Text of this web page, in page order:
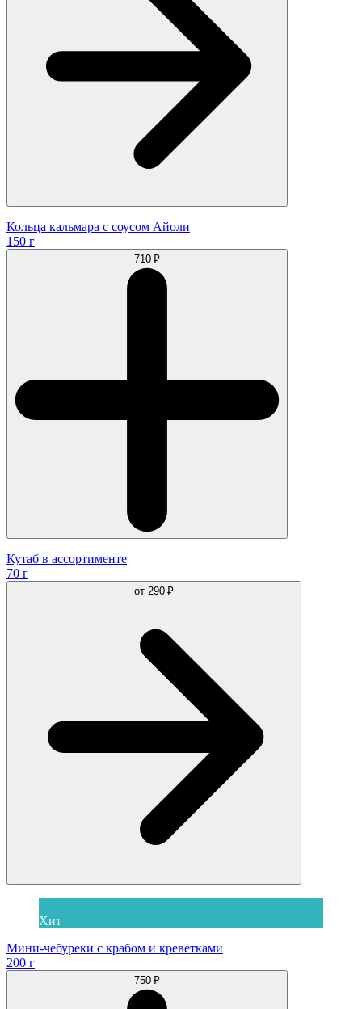
Кольца кальмара с соусом Айоли
150 г
710 ₽
Кутаб в ассортименте
70 г
от 290 ₽
Хит
Мини-чебуреки с крабом и креветками
200 г
750 ₽